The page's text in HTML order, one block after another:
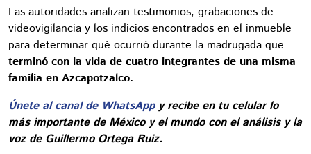
Las autoridades analizan testimonios, grabaciones de
videovigilancia y los indicios encontrados en el inmueble
para determinar qué ocurrió durante la madrugada que
terminó con la vida de cuatro integrantes de una misma
familia en Azcapotzalco.
Únete al canal de WhatsAppy recibe en tu celular lo
más importante de México y el mundo con el análisis y la
voz de Guillermo Ortega Ruiz.